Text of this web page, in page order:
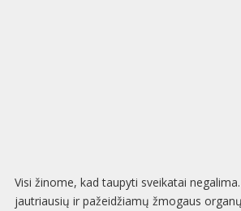
Visi žinome, kad taupyti sveikatai
jautriausių ir pažeidžiamų žmogaus